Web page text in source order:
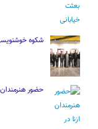
شکوه خوشنویسی
حضور